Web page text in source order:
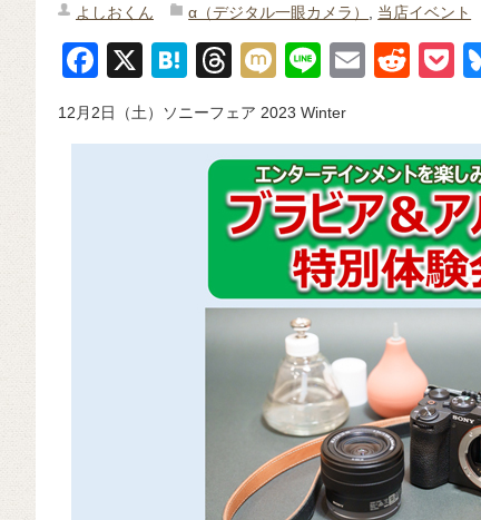
よしおくん α（デジタル一眼カメラ） 当店イベント
F
a
c
X
H
e
T
e
a
d
s
M
Li
e
E
R
di
t
P
12月2日（土）ソニーフェア 2023 Winter